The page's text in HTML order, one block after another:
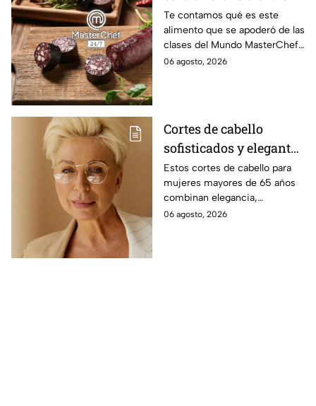
morcilla y moronga?
Te contamos qué es este
alimento que se apoderó de las
clases del Mundo MasterChef
24/7.
06 agosto, 2026
Cortes de cabello
sofisticados y elegantes
para mujeres mayores
de 65 años
Estos cortes de cabello para
mujeres mayores de 65 años
combinan elegancia,
comodidad y estilo, con
06 agosto, 2026